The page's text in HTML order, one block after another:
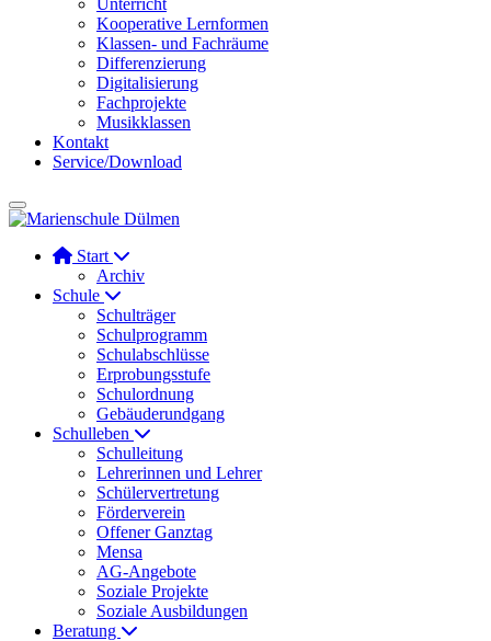
Unterricht
Kooperative Lernformen
Klassen- und Fachräume
Differenzierung
Digitalisierung
Fachprojekte
Musikklassen
Kontakt
Service/Download
Start
Archiv
Schule
Schulträger
Schulprogramm
Schulabschlüsse
Erprobungsstufe
Schulordnung
Gebäuderundgang
Schulleben
Schulleitung
Lehrerinnen und Lehrer
Schülervertretung
Förderverein
Offener Ganztag
Mensa
AG-Angebote
Soziale Projekte
Soziale Ausbildungen
Beratung